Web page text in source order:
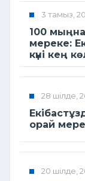
3 тамыз,
100
мереке:
күні кең
28 шілде,
орай
20 шілде,